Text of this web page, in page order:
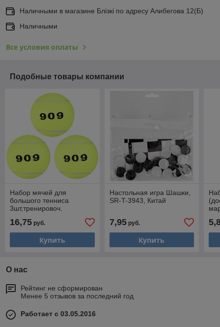
Наличными в магазине Блiзкi по адресу Алибегова 12(Б)
Наличными
Все условия оплаты
Подобные товары компании
Набор мячей для
большого тенниса
3шт,тренировоч.
16,75 руб.
Купить
Настольная игра Шашки,
SR-T-3943, Китай
7,95руб.
Купить
О нас
Рейтинг не сформирован
Менее 5 отзывов за последний год
Работает с 03.05.2016